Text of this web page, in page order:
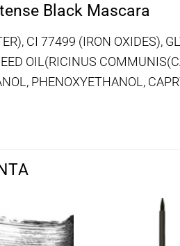
Black Mascara
CI 77499 (IRON OXIDES),
OIL(RICINUS
PHENOXYETHANOL,